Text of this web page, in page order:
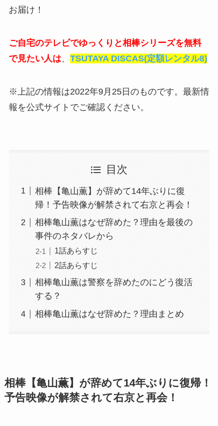
お届け！
ご自宅のテレビでゆっくりと相棒シリーズを無料
で見たい人は、 TSUTAYA DISCAS(定額レンタル8)
※上記の情報は2022年9月25日のものです。最新情
報を公式サイトでご確認ください。
目次
相棒【亀山薫】が辞めて14年ぶりに復
帰！予告映像が解禁されて右京と再会！
相棒亀山薫はなぜ辞めた？理由を最後の
事件のネタバレから
1話あらすじ
2話あらすじ
相棒亀山薫は警察を辞めたのにどう復活
する？
相棒亀山薫はなぜ辞めた？理由まとめ
相棒【亀山薫】が辞めて14年ぶりに復帰！
予告映像が解禁されて右京と再会！